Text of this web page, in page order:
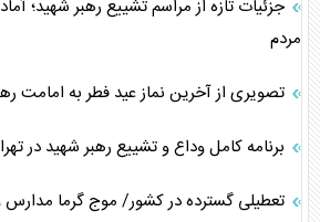
جزئیات تازه از مراسم تشییع رهبر شهید؛
مردم
تصویری از آخرین نماز عید فطر به امامت
برنامه کامل وداع و تشییع رهبر شهید در
تعطیلی گسترده در کشور/ موج گرما مدارس